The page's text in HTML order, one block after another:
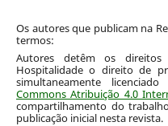
Os autores que publicam na
termos:
Autores detêm os
Hospitalidade o direito de
simultaneamente
Commons Atribuição 4.0
compartilhamento do
publicação inicial nesta revista.